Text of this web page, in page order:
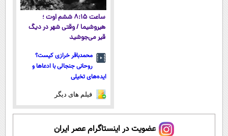
ساعت ۸:۱۵ ششم اوت ؛
هیروشیما / وقتی شهر در دیگ
قیر می‌جوشید
محمدباقر خرازی کیست؟
روحانی جنجالی با ادعاها و
ایده‌های تخیلی
فیلم های دیگر
عضویت در اینستاگرام عصر ایران